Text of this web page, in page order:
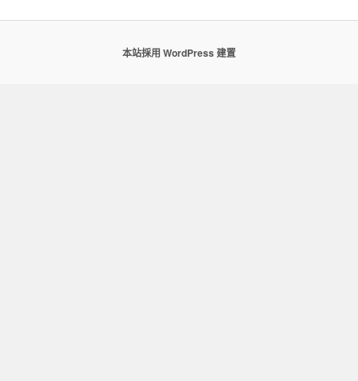
本站採用 WordPress 建置